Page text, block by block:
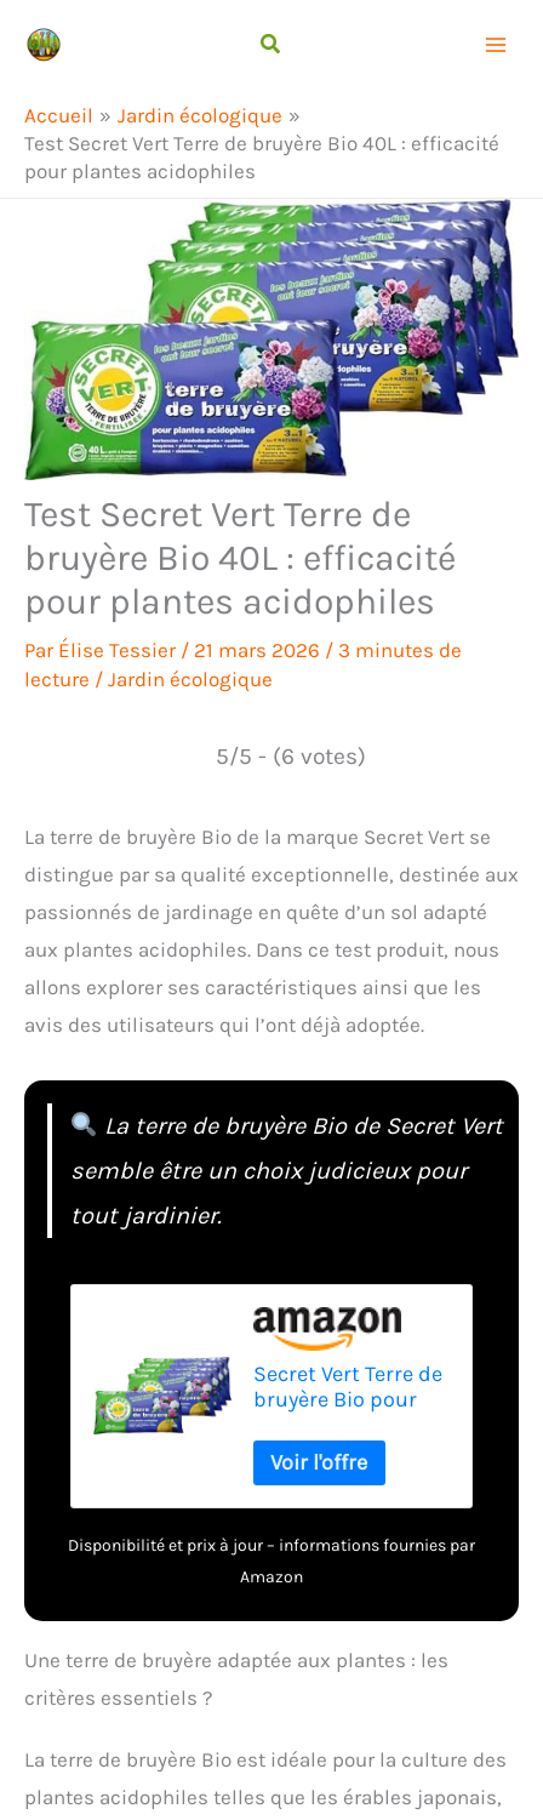
Accueil
Jardin écologique
Test Secret Vert Terre de bruyère Bio 40L : efficacité
pour plantes acidophiles
Test Secret Vert Terre de
bruyère Bio 40L : efficacité
pour plantes acidophiles
Par Élise Tessier / 21 mars 2026 / 3 minutes de
lecture / Jardin écologique
5/5 - (6 votes)
La terre de bruyère Bio de la marque Secret Vert se
distingue par sa qualité exceptionnelle, destinée aux
passionnés de jardinage en quête d’un sol adapté
aux plantes acidophiles. Dans ce test produit, nous
allons explorer ses caractéristiques ainsi que les
avis des utilisateurs qui l’ont déjà adoptée.
La terre de bruyère Bio de Secret Vert
semble être un choix judicieux pour
tout jardinier.
Secret Vert Terre de
bruyère Bio pour
40 litres Lot de 5
Disponibilité et prix à jour – informations fournies par
Amazon
Une terre de bruyère adaptée aux plantes : les
critères essentiels ?
La terre de bruyère Bio est idéale pour la culture des
plantes acidophiles telles que les érables japonais,